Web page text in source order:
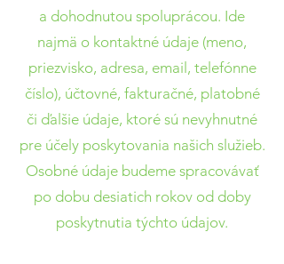
a dohodnutou spoluprácou. Ide
najmä o kontaktné údaje (meno,
priezvisko, adresa, email, telefónne
číslo), účtovné, fakturačné, platobné
či ďalšie údaje, ktoré sú nevyhnutné
pre účely poskytovania našich služieb.
Osobné údaje budeme spracovávať
po dobu desiatich rokov od doby
poskytnutia týchto údajov.